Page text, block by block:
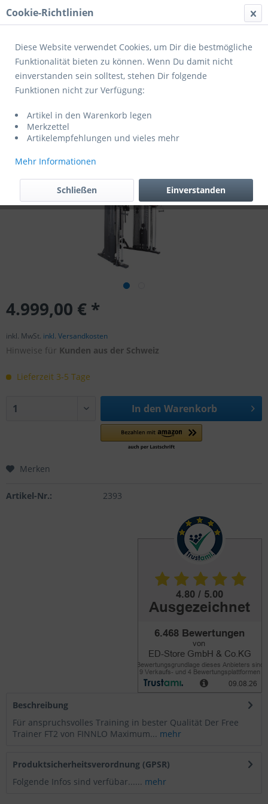
Menü
Übersicht Kraftstationen
Schraegbank und Beincurl 3638
4.999,00 € *
inkl. MwSt. inkl. Versandkosten
Hinweise für Kunden aus der Schweiz
Lieferzeit 3-5 Tage
In den Warenkorb
Merken
Artikel-Nr.: 2393
Beschreibung
Für anspruchsvolles Training in bester Qualität Der Free
Trainer FT2 von FINNLO Maximum... mehr
Produktsicherheitsverordnung (GPSR)
Folgende Infos sind verfübar...... mehr
Cookie-Richtlinien
Diese Website verwendet Cookies, um Dir die bestmögliche
Funktionalität bieten zu können. Wenn Du damit nicht
einverstanden sein solltest, stehen Dir folgende
Funktionen nicht zur Verfügung:
Artikel in den Warenkorb legen
Merkzettel
Artikelempfehlungen und vieles mehr
Mehr Informationen
Einverstanden
Schließen